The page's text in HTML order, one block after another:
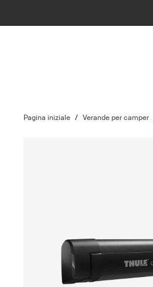
Pagina iniziale / Verande per camper